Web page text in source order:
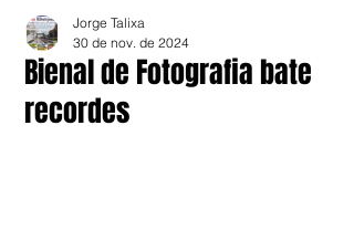
Bienal de Fotografia bate
recordes
Jorge Talixa
30 de nov. de 2024